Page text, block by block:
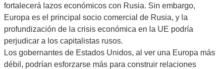
fortalecerá lazos económicos con Rusia. Sin embargo,
Europa es el principal socio comercial de Rusia, y la
profundización de la crisis económica en la UE podría
perjudicar a los capitalistas rusos.
Los gobernantes de Estados Unidos, al ver una Europa más
débil, podrían esforzarse más para construir relaciones